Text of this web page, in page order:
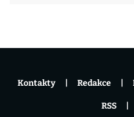
Kontakty Redakce
RSS